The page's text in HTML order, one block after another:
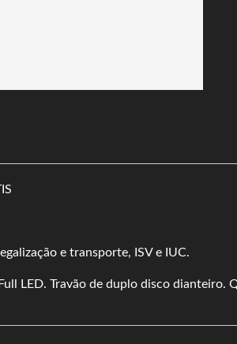
e transporte, ISV e IUC.
LED. Travão de duplo disco dianteiro.